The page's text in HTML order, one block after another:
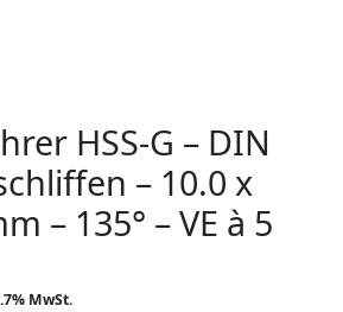
HSS-G – DIN
– 10.0 x
– 135° – VE à 5
MwSt.